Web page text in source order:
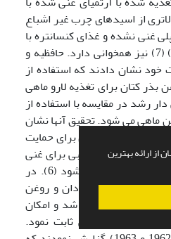
از ارائه بهترین
از اسیدهای چرب غیر اشباع
غنی نشده و غذای کنسانتره با
یافته های میرزاخانی (1383) (7) نیز همخوانی دارد. حافظیه و
تحقیقات خود نشان دادند که استفاده از
بذر کتان برای تغذیه لارو ماهی
رشد در مقایسه با استفاده از
ماهی می شود. تحقیق آنها نشان
قابلیتهای پایین تری برای حمایت
روغن گیاهی مناسبی برای غنی
سازی نیست و نمی تواند جایگزین روغن ماهی شود (6). در
با روغن آفتابگردان و روغن
نتایج قابل توجه ای شد و امکان
این روغنهای گیاهی ثابت نمود.